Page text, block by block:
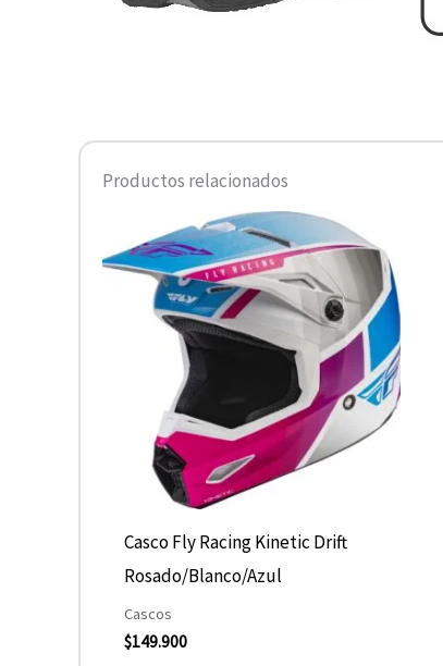
Productos relacionados
Casco Fly Racing Kinetic Drift
Rosado/Blanco/Azul
Cascos
$149.900
producto
tiene
múltiples
variantes.
Las
opciones